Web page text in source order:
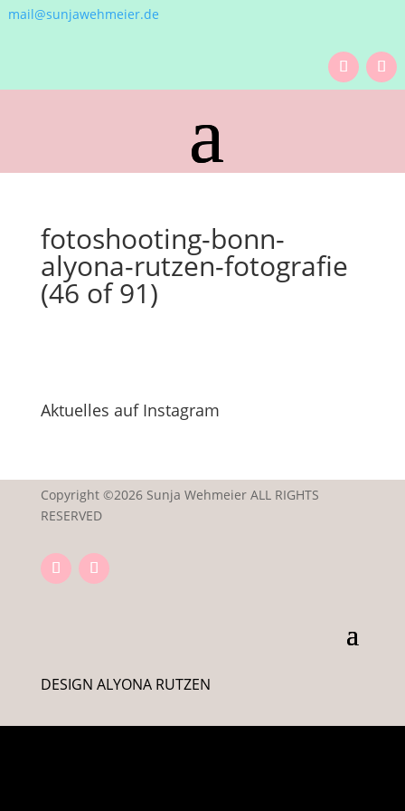
mail@sunjawehmeier.de
fotoshooting-bonn-
alyona-rutzen-fotografie
(46 of 91)
Aktuelles auf Instagram
Copyright ©2026 Sunja Wehmeier ALL RIGHTS
RESERVED
DESIGN ALYONA RUTZEN